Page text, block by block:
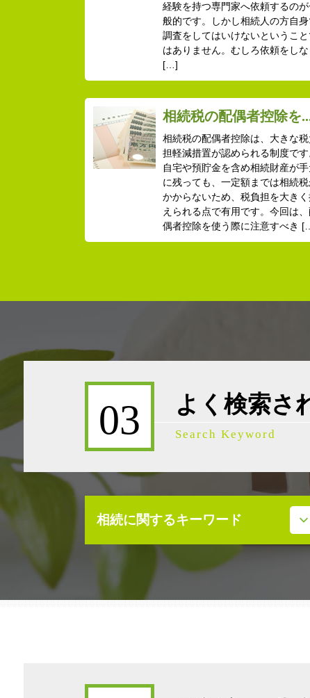
経験を持つ専門家へ依頼するの
般的です。しかし相続人の方自
調査をしてはいけないというこ
はありません。むしろ依頼をしな
[…]
相続税の配偶者控除を
相続税の配偶者控除は、大きな税
担軽減措置が認められる制度です
自宅や預貯金を含め相続財産が
に残っても、一定額までは相続
かからないため、税負担を大きく
えられる点で有用です。今回は
偶者控除を使う際に注意すべき
03 よく検索さ
Search Keyword
相続に関するキーワード
事業承継補助金
相続放棄 必要書類
遺産分割協議 調停
事業承継 会社